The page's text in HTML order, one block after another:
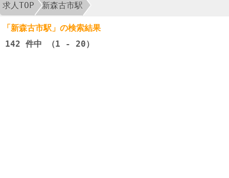
求人TOP 新森古市駅
「新森古市駅」の検索結果
142 件中 （1 - 20）